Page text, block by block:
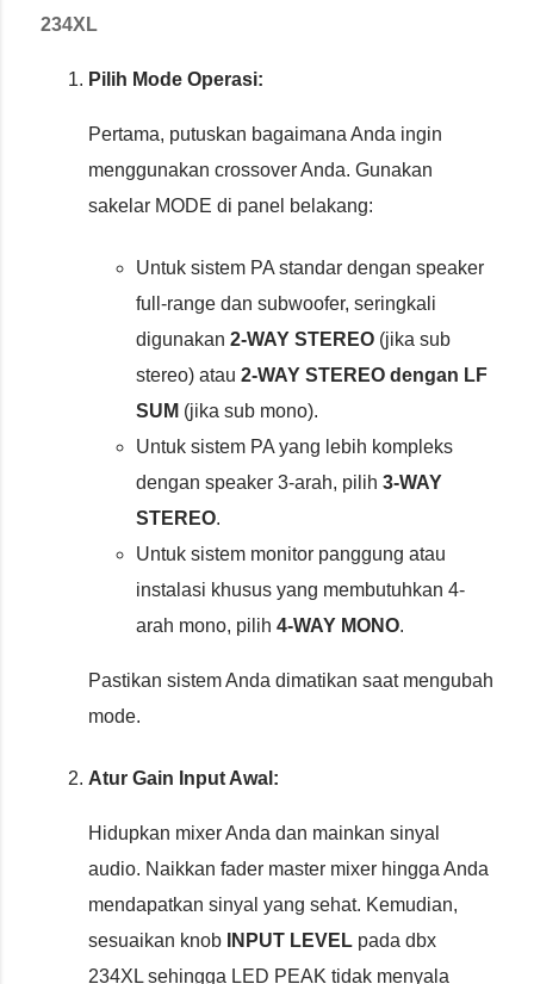
234XL
Pilih Mode Operasi:
Pertama, putuskan bagaimana Anda ingin
menggunakan crossover Anda. Gunakan
sakelar MODE di panel belakang:
Untuk sistem PA standar dengan speaker
full-range dan subwoofer, seringkali
digunakan 2-WAY STEREO (jika sub
stereo) atau 2-WAY STEREO dengan LF
SUM (jika sub mono).
Untuk sistem PA yang lebih kompleks
dengan speaker 3-arah, pilih 3-WAY
STEREO.
Untuk sistem monitor panggung atau
instalasi khusus yang membutuhkan 4-
arah mono, pilih 4-WAY MONO.
Pastikan sistem Anda dimatikan saat mengubah
mode.
Atur Gain Input Awal:
Hidupkan mixer Anda dan mainkan sinyal
audio. Naikkan fader master mixer hingga Anda
mendapatkan sinyal yang sehat. Kemudian,
sesuaikan knob
INPUT LEVEL pada dbx
234XL sehingga LED PEAK tidak menyala